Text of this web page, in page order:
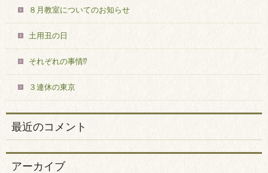
８月教室についてのお知らせ
土用丑の日
それぞれの事情⁉
３連休の東京
最近のコメント
アーカイブ